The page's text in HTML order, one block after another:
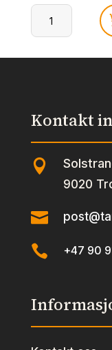
Toxic
Kontakt

9020

 +47 90